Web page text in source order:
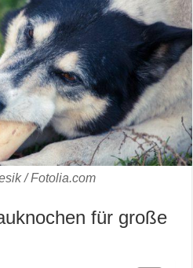
/ Fotolia.com
für große